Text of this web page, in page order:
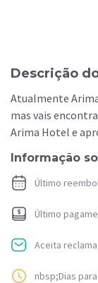
Descrição
Atualmente
mas vais
Arima Hotel e
Informação
Último
Último
Aceita
nbsp;Dias